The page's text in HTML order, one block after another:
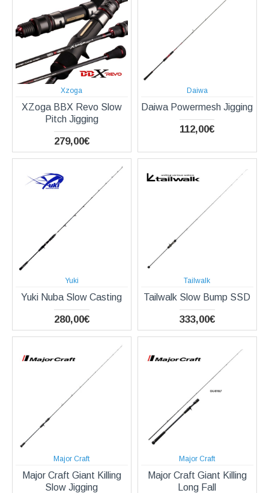
Xzoga
XZoga BBX Revo Slow
Pitch Jigging
279,00€
Daiwa
Daiwa Powermesh Jigging
112,00€
Yuki
Yuki Nuba Slow Casting
280,00€
Tailwalk
Tailwalk Slow Bump SSD
333,00€
Major Craft
Major Craft Giant Killing
Slow Jigging
Major Craft
Major Craft Giant Killing
Long Fall